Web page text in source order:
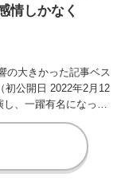
情しかなく
の大きかった記事ベス
初公開日 2022年2月12
し、一躍有名になっ…